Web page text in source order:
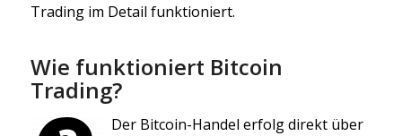
Trading im Detail funktioniert.
Wie funktioniert Bitcoin
Trading?
Der Bitcoin-Handel erfolg direkt über